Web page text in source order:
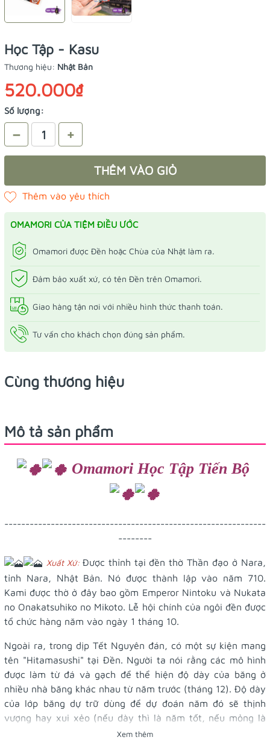
Học Tập - Kasu
Thương hiệu: Nhật Bản
520.000₫
Số lượng:
– +
THÊM VÀO GIỎ
OMAMORI CỦA TIỆM ĐIỀU ƯỚC
Omamori được Đền hoặc Chùa của Nhật làm ra.
Đảm bảo xuất xứ, có tên Đền trên Omamori.
Giao hàng tận nơi với nhiều hình thức thanh toán.
Tư vấn cho khách chọn đúng sản phẩm.
Cùng thương hiệu
Mô tả sản phẩm
Omamori Học Tập Tiến Bộ
--------------------------------------------------------------
--------
Xuất Xứ: Được thỉnh tại đền thờ Thần đạo ở Nara,
tỉnh Nara, Nhật Bản. Nó được thành lập vào năm 710.
Kami được thờ ở đây bao gồm Emperor Nintoku và Nukata
no Onakatsuhiko no Mikoto. Lễ hội chính của ngôi đền được
tổ chức hàng năm vào ngày 1 tháng 10.
Ngoài ra, trong dịp Tết Nguyên đán, có một sự kiện mang
tên "Hitamasushi" tại Đền. Người ta nói rằng các mô hình
được làm từ đá và gạch để thể hiện độ dày của băng ở
nhiều nhà băng khác nhau từ năm trước (tháng 12). Độ dày
của lớp băng dự trữ dùng để dự đoán năm đó sẽ thịnh
vượng hay xui xẻo (nếu dày thì là năm tốt, nếu mỏng là
Xem thêm